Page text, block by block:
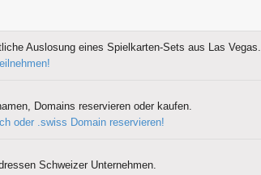
Auslosung eines Spielkarten-Sets aus Las Vegas.
Domains reservieren oder kaufen.
oder .swiss Domain reservieren!
Schweizer Unternehmen.